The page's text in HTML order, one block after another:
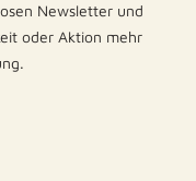
Newsletter und
oder Aktion mehr